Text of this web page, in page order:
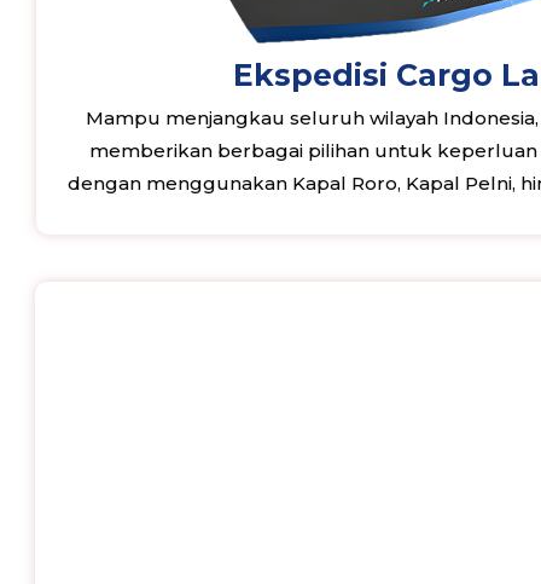
Ekspedisi Cargo
Mampu menjangkau seluruh wilayah
memberikan berbagai pilihan untuk
dengan menggunakan Kapal Roro, Kapal Pelni,